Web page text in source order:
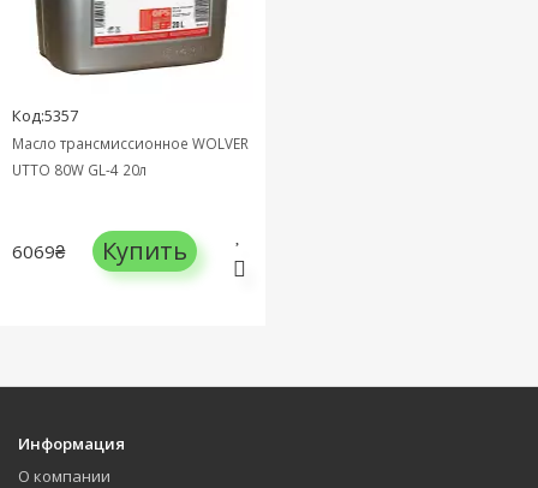
Код:5357
Масло трансмиссионное WOLVER
UTTO 80W GL-4 20л
6069₴ Купить
Информация
О компании